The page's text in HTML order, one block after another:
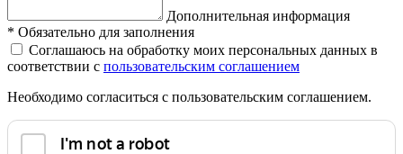
Дополнительная информация
* Обязательно для заполнения
Соглашаюсь на обработку моих персональных данных в
соответствии с пользовательским соглашением
Необходимо согласиться с пользовательским соглашением.